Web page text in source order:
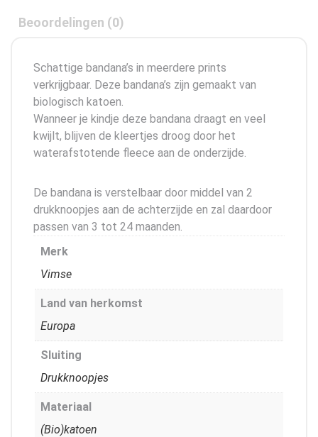
Beoordelingen (0)
Schattige bandana’s in meerdere prints
verkrijgbaar. Deze bandana’s zijn gemaakt van
biologisch katoen.
Wanneer je kindje deze bandana draagt en veel
kwijlt, blijven de kleertjes droog door het
waterafstotende fleece aan de onderzijde.
De bandana is verstelbaar door middel van 2
drukknoopjes aan de achterzijde en zal daardoor
passen van 3 tot 24 maanden.
Merk
Vimse
Land van herkomst
Europa
Sluiting
Drukknoopjes
Materiaal
(Bio)katoen